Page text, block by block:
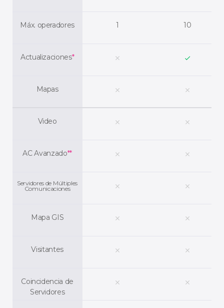
Máx. operadores
Actualizaciones*
Mapas
Video
AC Avanzado**
Servidores de Múltiples
Comunicaciones
Mapa GIS
Visitantes
Coincidencia de
Servidores
1
clear
clear
clear
clear
clear
clear
clear
clear
10
check
clear
clear
clear
clear
clear
clear
clear